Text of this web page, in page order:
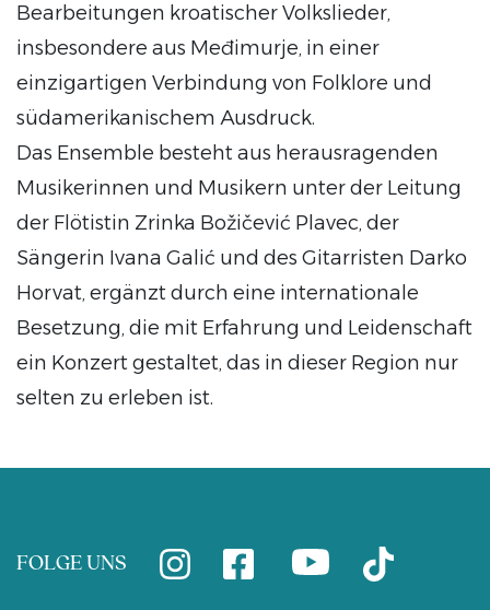
Bearbeitungen kroatischer Volkslieder,
insbesondere aus Međimurje, in einer
einzigartigen Verbindung von Folklore und
südamerikanischem Ausdruck.
Das Ensemble besteht aus herausragenden
Musikerinnen und Musikern unter der Leitung
der Flötistin Zrinka Božičević Plavec, der
Sängerin Ivana Galić und des Gitarristen Darko
Horvat, ergänzt durch eine internationale
Besetzung, die mit Erfahrung und Leidenschaft
ein Konzert gestaltet, das in dieser Region nur
selten zu erleben ist.
FOLGE UNS